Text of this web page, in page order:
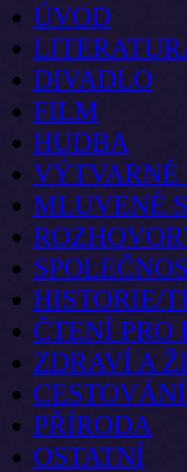
ÚVOD
DIVADLO
FILM
HUDBA
VÝTVARNÉ
MLUVENÉ
HISTORIE/
ČTENÍ PRO
ZDRAVÍ A
CESTOVÁNÍ
PŘÍRODA
OSTATNÍ